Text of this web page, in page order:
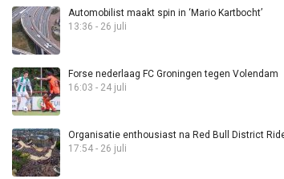
Automobilist maakt spin in ‘Mario Kartbocht’
13:36 - 26 juli
Forse nederlaag FC Groningen tegen Volendam
16:03 - 24 juli
Organisatie enthousiast na Red Bull District
17:54 - 26 juli